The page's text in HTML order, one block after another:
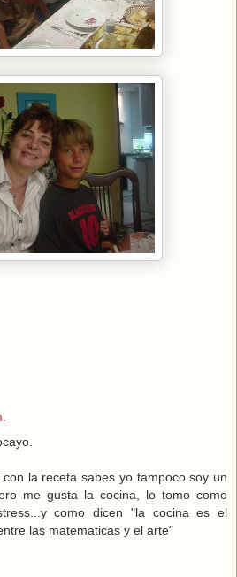
la receta sabes yo tampoco soy un
me gusta la cocina, lo tomo como
como dicen "la cocina es el
las matematicas y el arte"